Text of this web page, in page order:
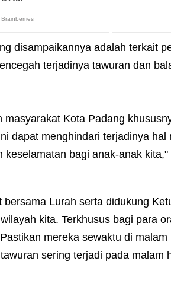
disampaikannya adalah terkait
terjadinya tawuran dan
masyarakat Kota Padang
dapat menghindari terjadinya
keselamatan bagi anak-anak kita,"
bersama Lurah serta didukung
kita. Terkhusus bagi para
mereka sewaktu di
sering terjadi pada malam